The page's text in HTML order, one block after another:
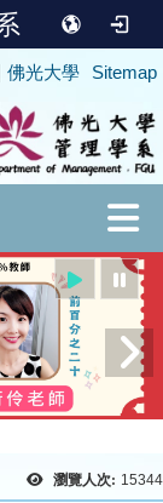
佛光大學 Sitemap
瀏覽人次: 15344